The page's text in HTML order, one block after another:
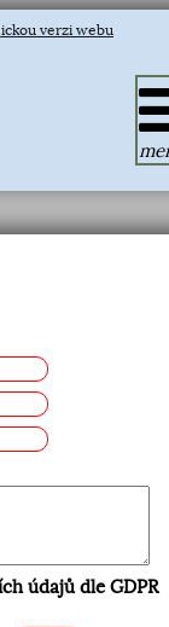
verzi webu
údajů dle GDPR